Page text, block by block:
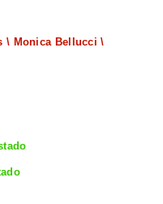
\ Monica Bellucci \